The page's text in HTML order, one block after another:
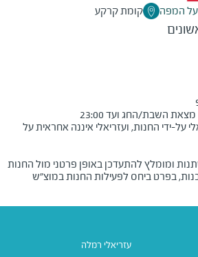
המפה קומת קרקע
השבת/החג ועד 23:00
על-ידי החנות, ועזריאלי איננה אחראית על
ומומלץ להתעדכן באופן פרטני מול החנות
בפרט ביחס לפעילות החנות במוצ"ש
עזריאלי רמלה